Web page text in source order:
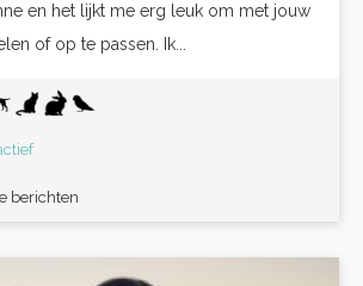
en het lijkt me erg leuk om met jouw
of op te passen. Ik...
berichten